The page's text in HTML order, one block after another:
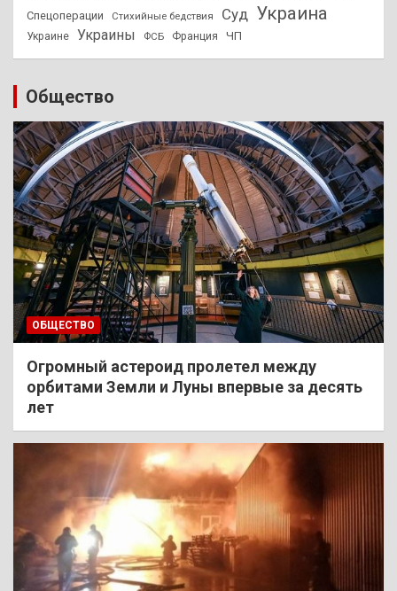
Спецоперации Стихийные бедствия Суд Украина
Украине Украины ФСБ Франция ЧП
Общество
ОБЩЕСТВО
Огромный астероид пролетел между
орбитами Земли и Луны впервые за десять
лет